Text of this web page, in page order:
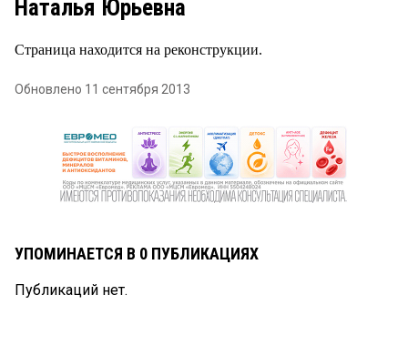
Наталья Юрьевна
Страница находится на реконструкции.
Обновлено 11 сентября 2013
УПОМИНАЕТСЯ В 0 ПУБЛИКАЦИЯХ
Публикаций нет.